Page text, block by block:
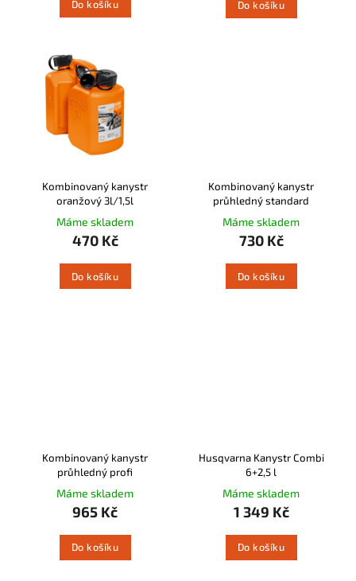
Do košíku Do košíku
Kombinovaný kanystr
oranžový 3l/1,5l
Máme skladem
470 Kč
Do košíku
Kombinovaný kanystr
průhledný standard
Máme skladem
730 Kč
Do košíku
Kombinovaný kanystr
průhledný profi
Máme skladem
965 Kč
Do košíku
Husqvarna Kanystr Combi
6+2,5 l
Máme skladem
1 349 Kč
Do košíku